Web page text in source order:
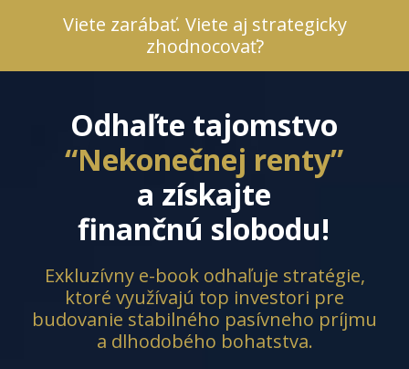
Viete zarábať. Viete aj strategicky
zhodnocovať?
Odhaľte tajomstvo
“Nekonečnej renty”
a získajte
finančnú slobodu!
Exkluzívny e-book odhaľuje stratégie,
ktoré využívajú top investori pre
budovanie stabilného pasívneho príjmu
a dlhodobého bohatstva.